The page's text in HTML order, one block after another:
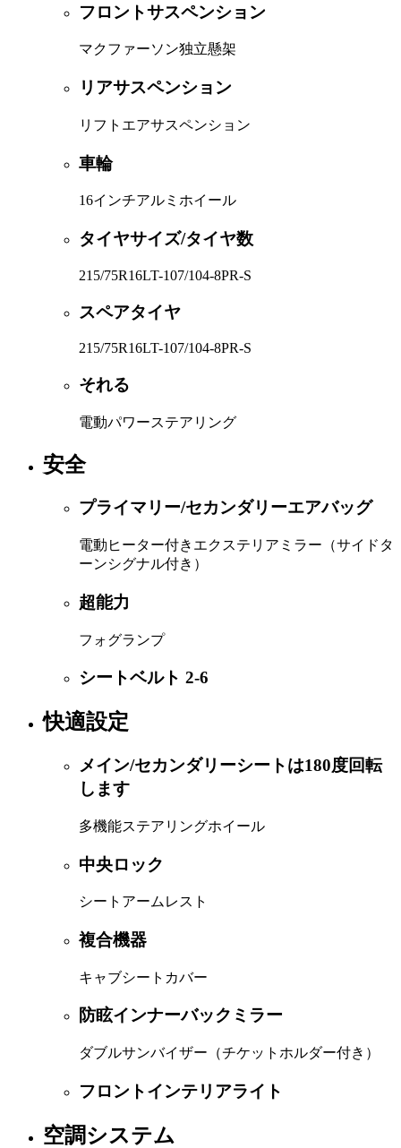
フロントサスペンション
マクファーソン独立懸架
リアサスペンション
リフトエアサスペンション
車輪
16インチアルミホイール
タイヤサイズ/タイヤ数
215/75R16LT-107/104-8PR-S
スペアタイヤ
215/75R16LT-107/104-8PR-S
それる
電動パワーステアリング
安全
プライマリー/セカンダリーエアバッグ
電動ヒーター付きエクステリアミラー（サイドタ
ーンシグナル付き）
超能力
フォグランプ
シートベルト 2-6
快適設定
メイン/セカンダリーシートは180度回転
します
多機能ステアリングホイール
中央ロック
シートアームレスト
複合機器
キャブシートカバー
防眩インナーバックミラー
ダブルサンバイザー（チケットホルダー付き）
フロントインテリアライト
空調システム